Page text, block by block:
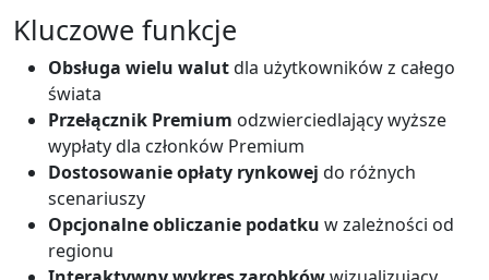
Kluczowe funkcje
Obsługa wielu walutdla użytkowników z całego
świata
Przełącznik Premium odzwierciedlający wyższe
wypłaty dla członków Premium
Dostosowanie opłaty rynkowej do różnych
scenariuszy
Opcjonalne obliczanie podatku w zależności od
regionu